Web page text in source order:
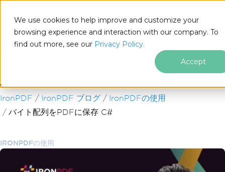
We use cookies to help improve and customize your
browsing experience and interaction with our company. To
find out more, see our Privacy Policy.
Accept
フッターコンテンツにスキップ
IronPDF IronPDF ブログ
IronPDFの使用
バイト配列をPDFに保存 C#
IRONPDFの使用